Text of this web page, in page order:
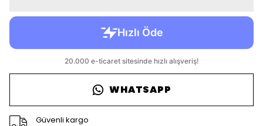
WHATSAPP
Güvenli kargo